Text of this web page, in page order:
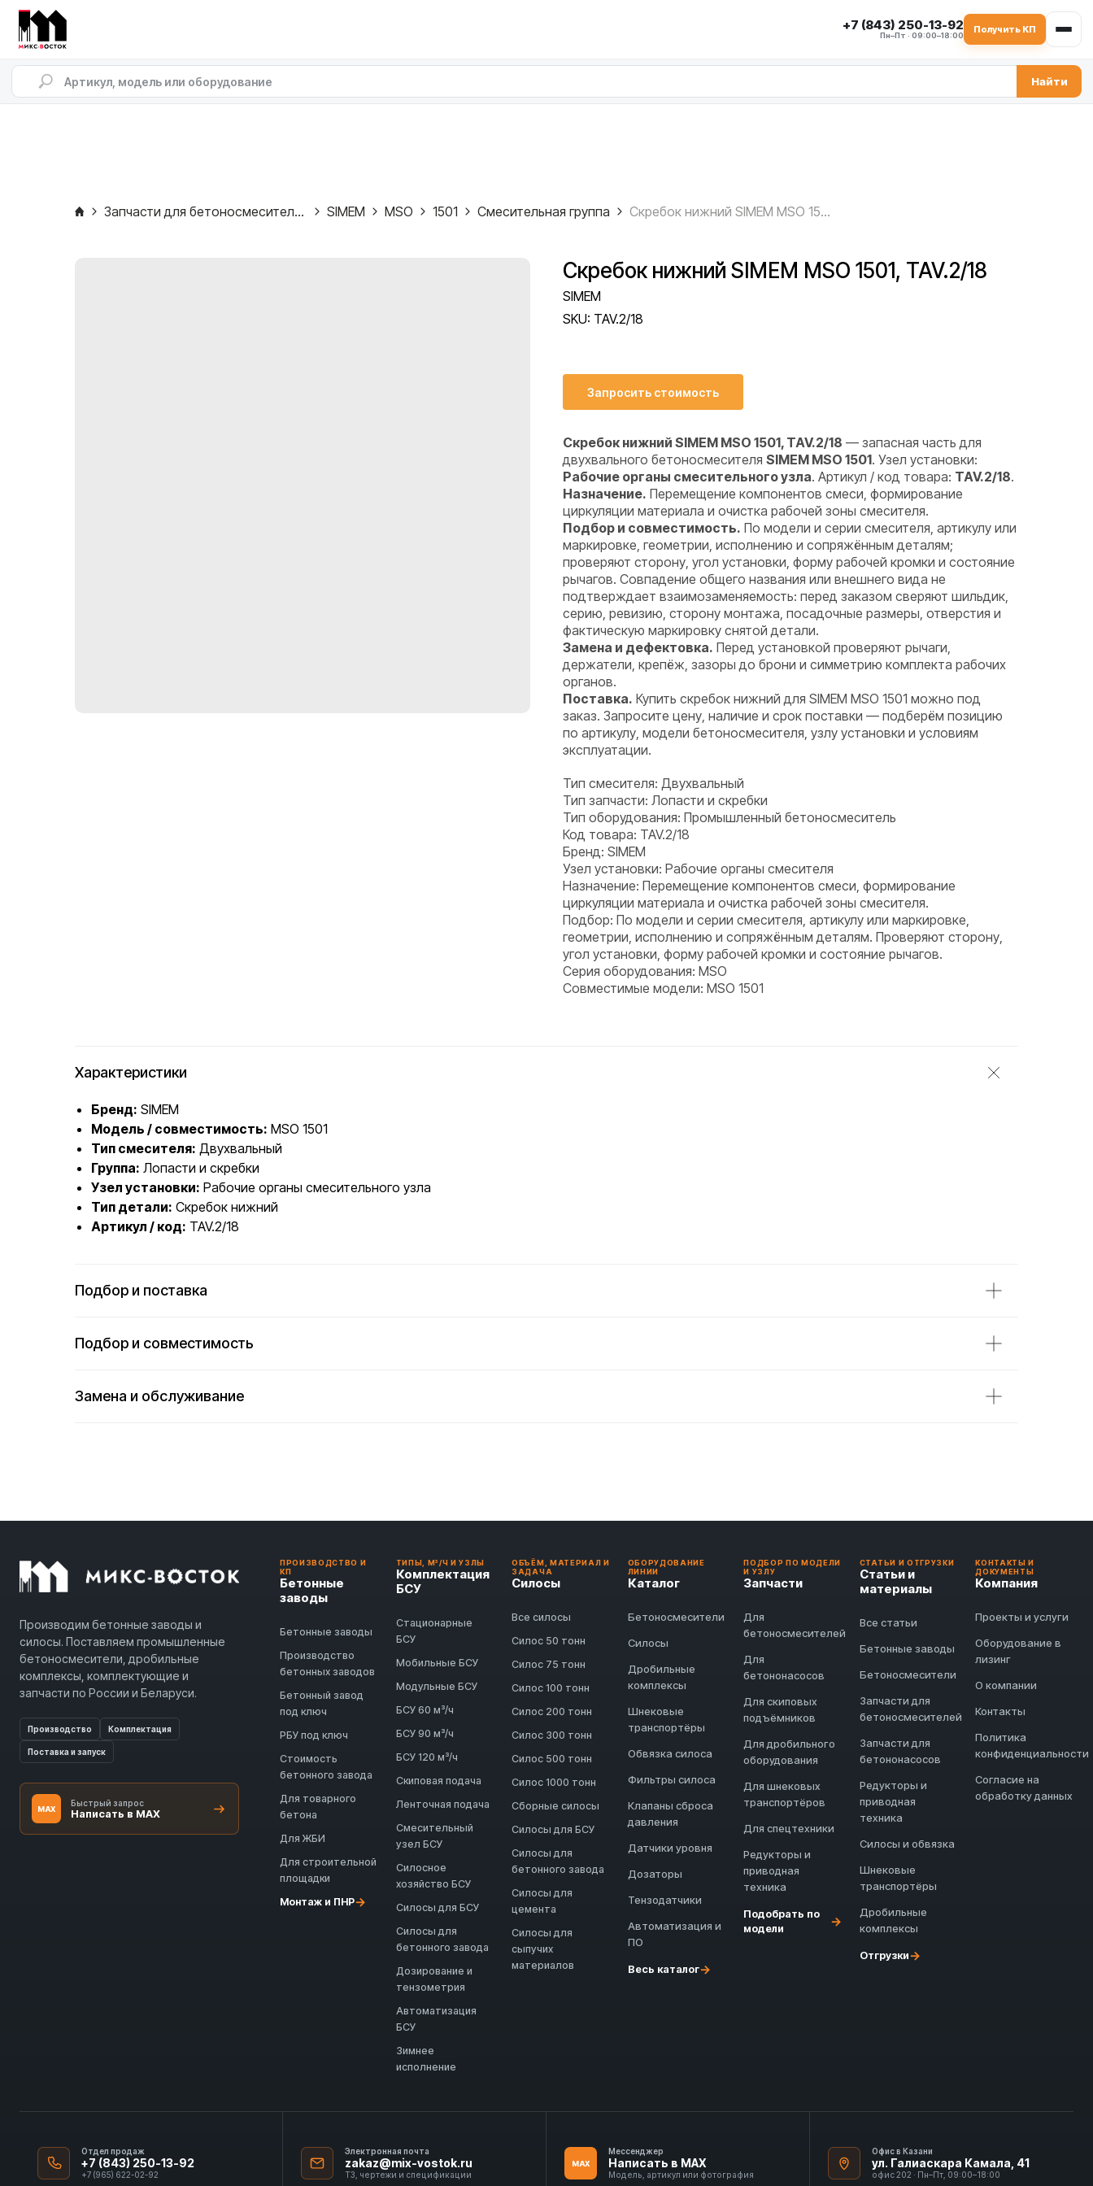
+7 (843) 250-13-92
Пн–Пт · 09:00–18:00
Получить КП
Найти
Запчасти для бетоносмесителей SIMEM MSO 1501 Смесительная группа Скребок нижний SIMEM MSO 1501, TAV.2/18
Скребок нижний SIMEM MSO 1501, TAV.2/18
SIMEM
SKU: TAV.2/18
Запросить стоимость
Скребок нижний SIMEM MSO 1501, TAV.2/18 — запасная часть для
двухвального бетоносмесителя SIMEM MSO 1501. Узел установки:
Рабочие органы смесительного узла. Артикул / код товара: TAV.2/18.
Назначение. Перемещение компонентов смеси, формирование
циркуляции материала и очистка рабочей зоны смесителя.
Подбор и совместимость. По модели и серии смесителя, артикулу или
маркировке, геометрии, исполнению и сопряжённым деталям;
проверяют сторону, угол установки, форму рабочей кромки и состояние
рычагов. Совпадение общего названия или внешнего вида не
подтверждает взаимозаменяемость: перед заказом сверяют шильдик,
серию, ревизию, сторону монтажа, посадочные размеры, отверстия и
фактическую маркировку снятой детали.
Замена и дефектовка. Перед установкой проверяют рычаги,
держатели, крепёж, зазоры до брони и симметрию комплекта рабочих
органов.
Поставка. Купить скребок нижний для SIMEM MSO 1501 можно под
заказ. Запросите цену, наличие и срок поставки — подберём позицию
по артикулу, модели бетоносмесителя, узлу установки и условиям
эксплуатации.
Тип смесителя: Двухвальный
Тип запчасти: Лопасти и скребки
Тип оборудования: Промышленный бетоносмеситель
Код товара: TAV.2/18
Бренд: SIMEM
Узел установки: Рабочие органы смесителя
Назначение: Перемещение компонентов смеси, формирование
циркуляции материала и очистка рабочей зоны смесителя.
Подбор: По модели и серии смесителя, артикулу или маркировке,
геометрии, исполнению и сопряжённым деталям. Проверяют сторону,
угол установки, форму рабочей кромки и состояние рычагов.
Серия оборудования: MSO
Совместимые модели: MSO 1501
Характеристики
Бренд: SIMEM
Модель / совместимость: MSO 1501
Тип смесителя: Двухвальный
Группа: Лопасти и скребки
Узел установки: Рабочие органы смесительного узла
Тип детали: Скребок нижний
Артикул / код: TAV.2/18
Подбор и поставка
Подбор и совместимость
Замена и обслуживание
Производим бетонные заводы и
силосы. Поставляем промышленные
бетоносмесители, дробильные
комплексы, комплектующие и
запчасти по России и Беларуси.
Производство Комплектация
Поставка и запуск
MAX
Быстрый запрос
Написать в MAX
ПРОИЗВОДСТВО И
КП
Бетонные
заводы
Бетонные заводы
Производство
бетонных заводов
Бетонный завод
под ключ
РБУ под ключ
Стоимость
бетонного завода
Для товарного
бетона
Для ЖБИ
Для строительной
площадки
Монтаж и ПНР→
ТИПЫ, М³/Ч И УЗЛЫ
Комплектация
БСУ
Стационарные
БСУ
Мобильные БСУ
Модульные БСУ
БСУ 60 м³/ч
БСУ 90 м³/ч
БСУ 120 м³/ч
Скиповая подача
Ленточная подача
Смесительный
узел БСУ
Силосное
хозяйство БСУ
Силосы для БСУ
Силосы для
бетонного завода
Дозирование и
тензометрия
Автоматизация
БСУ
Зимнее
исполнение
ОБЪЁМ, МАТЕРИАЛ И
ЗАДАЧА
Силосы
Все силосы
Силос 50 тонн
Силос 75 тонн
Силос 100 тонн
Силос 200 тонн
Силос 300 тонн
Силос 500 тонн
Силос 1000 тонн
Сборные силосы
Силосы для БСУ
Силосы для
бетонного завода
Силосы для
цемента
Силосы для
сыпучих
материалов
ОБОРУДОВАНИЕ
ЛИНИИ
Каталог
Бетоносмесители
Силосы
Дробильные
комплексы
Шнековые
транспортёры
Обвязка силоса
Фильтры силоса
Клапаны сброса
давления
Датчики уровня
Дозаторы
Тензодатчики
Автоматизация и
ПО
Весь каталог→
ПОДБОР ПО МОДЕЛИ
И УЗЛУ
Запчасти
Для
бетоносмесителей
Для
бетононасосов
Для скиповых
подъёмников
Для дробильного
оборудования
Для шнековых
транспортёров
Для спецтехники
Редукторы и
приводная
техника
Подобрать по
модели
→
СТАТЬИ И ОТГРУЗКИ
Статьи и
материалы
Все статьи
Бетонные заводы
Бетоносмесители
Запчасти для
бетоносмесителей
Запчасти для
бетононасосов
Редукторы и
приводная
техника
Силосы и обвязка
Шнековые
транспортёры
Дробильные
комплексы
Отгрузки→
КОНТАКТЫ И
ДОКУМЕНТЫ
Компания
Проекты и услуги
Оборудование в
лизинг
О компании
Контакты
Политика
конфиденциальности
Согласие на
обработку данных
Отдел продаж
+7 (843) 250-13-92
+7 (965) 622-02-92
Электронная почта
zakaz@mix-vostok.ru
ТЗ, чертежи и спецификации
MAX
Мессенджер
Написать в MAX
Модель, артикул или фотография
Офис в Казани
ул. Галиаскара Камала, 41
офис 202 · Пн–Пт, 09:00–18:00